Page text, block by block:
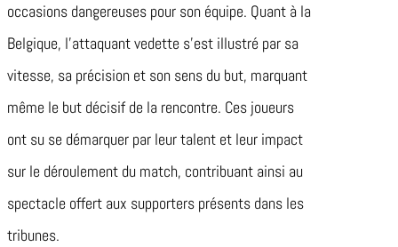
occasions dangereuses pour son équipe. Quant à la
Belgique, l’attaquant vedette s’est illustré par sa
vitesse, sa précision et son sens du but, marquant
même le but décisif de la rencontre. Ces joueurs
ont su se démarquer par leur talent et leur impact
sur le déroulement du match, contribuant ainsi au
spectacle offert aux supporters présents dans les
tribunes.